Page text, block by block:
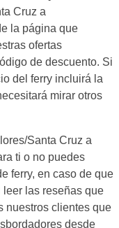
Cruz a
la página que
ofertas
de descuento. Si
del ferry incluirá la
mirar otros
Santa Cruz a
ti o no puedes
ferry, en caso de que
leer las reseñas que
nuestros clientes que
desde